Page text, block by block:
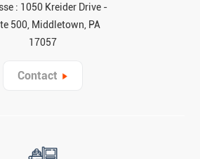
: 1050 Kreider Drive -
500, Middletown, PA
17057
Contact